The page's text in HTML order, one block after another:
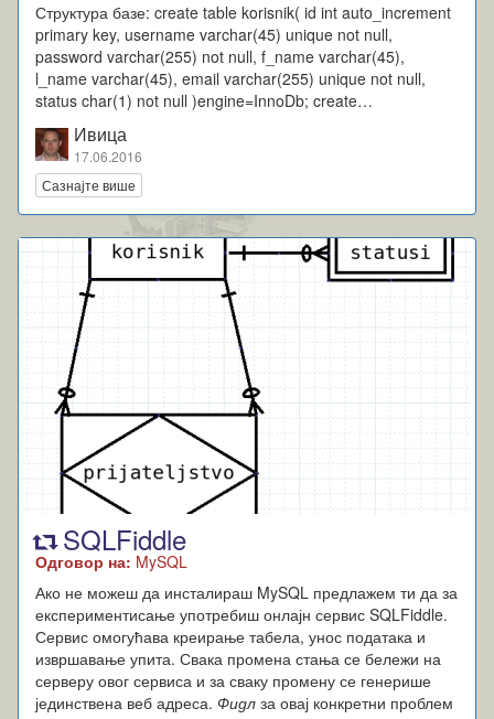
Структура базе: create table korisnik( id int auto_increment
primary key, username varchar(45) unique not null,
password varchar(255) not null, f_name varchar(45),
l_name varchar(45), email varchar(255) unique not null,
status char(1) not null )engine=InnoDb; create…
Ивица
17.06.2016
Сазнајте више
SQLFiddle
Одговор на: MySQL
Ако не можеш да инсталираш MySQL предлажем ти да за
експериментисање употребиш онлајн сервис SQLFiddle.
Сервис омогућава креирање табела, унос података и
извршавање упита. Свака промена стања се бележи на
серверу овог сервиса и за сваку промену се генерише
јединствена веб адреса.Фидлза овај конкретни проблем